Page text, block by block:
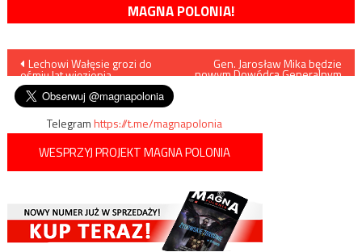
MAGNA POLONIA!
Nawigacja
wpisu
Lechowi Wałęsie grozi do
ośmiu lat więzienia
Gen. Jarosław Mika będzie
nowym Dowódcą Generalnym
Telegramhttps://t.me/magnapolonia
WESPRZYJ PROJEKT MAGNA POLONIA